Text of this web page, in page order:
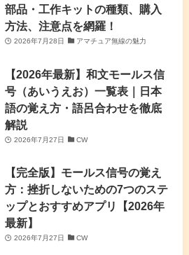
部品・工作キットの種類、購入
方法、注意点を網羅！
2026年7月28日 アマチュア無線の魅力
【2026年最新】和文モールス信
号（あいうえお）一覧表｜日本
語の覚え方・語呂合わせを徹底
解説
2026年7月27日 CW
【完全版】モールス信号の覚え
方：挫折しないための7つのステ
ップとおすすめアプリ【2026年
最新】
2026年7月27日 CW